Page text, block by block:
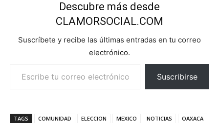
Descubre más desde
CLAMORSOCIAL.COM
Suscríbete y recibe las últimas entradas en tu correo
electrónico.
Escribe tu correo electrónico…
Suscribirse
TAGS COMUNIDAD ELECCION MEXICO NOTICIAS
OAXACA